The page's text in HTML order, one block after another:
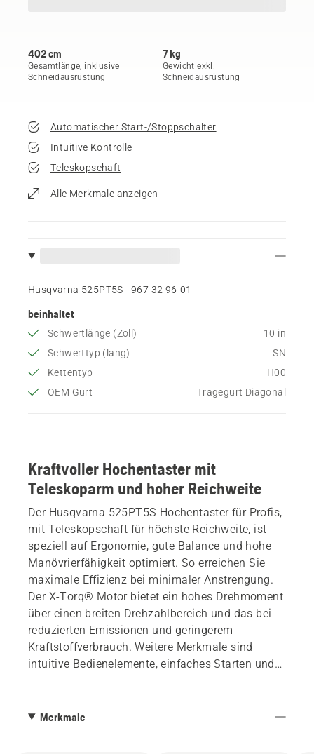
402 cm
Gesamtlänge, inklusive
Schneidausrüstung
7 kg
Gewicht exkl.
Schneidausrüstung
Automatischer Start-/Stoppschalter
Intuitive Kontrolle
Teleskopschaft
Alle Merkmale anzeigen
Husqvarna 525PT5S - 967 32 96‑01
beinhaltet
Schwertlänge (Zoll)
10 in
Schwerttyp (lang)
SN
Kettentyp
H00
OEM Gurt
Tragegurt Diagonal
Kraftvoller Hochentaster mit
Teleskoparm und hoher Reichweite
Der Husqvarna 525PT5S Hochentaster für Profis,
mit Teleskopschaft für höchste Reichweite, ist
speziell auf Ergonomie, gute Balance und hohe
Manövrierfähigkeit optimiert. So erreichen Sie
maximale Effizienz bei minimaler Anstrengung.
Der X-Torq® Motor bietet ein hohes Drehmoment
über einen breiten Drehzahlbereich und das bei
reduzierten Emissionen und geringerem
Kraftstoffverbrauch. Weitere Merkmale sind
intuitive Bedienelemente, einfaches Starten und
Lieferumfang: Schwert 1/4“ 1.3mm, Kette H00,
Merkmale